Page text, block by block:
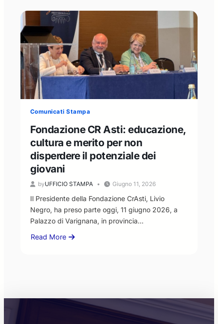
Livio
risponde
all’invito
della
Casa
del
Popolo:
“disponibilità
confronto,
ma
nel
rispetto
dei
ruoli
istituzionali”
Comunicati Stampa
Fondazione CR Asti: educazione,
cultura e merito per non
disperdere il potenziale dei
giovani
byUFFICIO STAMPA Giugno 11, 2026
Il Presidente della Fondazione CrAsti, Livio
Negro, ha preso parte oggi, 11 giugno 2026, a
Palazzo di Varignana, in provincia…
Read More
about